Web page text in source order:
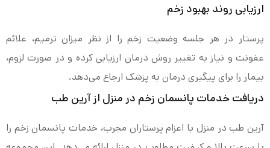
ارزیابی روند بهبود زخم
پرستار در هر جلسه وضعیت زخم را از نظر میزان ترمیم، علائم
عفونت و نیاز به تغییر روش درمان ارزیابی کرده و در صورت لزوم،
بیمار را برای پیگیری درمان به پزشک ارجاع می‌دهد.
دریافت خدمات پانسمان زخم در منزل از آرین طب
آرین طب در منزل با اعزام پرستاران مجرب، خدمات پانسمان زخم را